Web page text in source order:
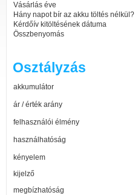
Vásárlás éve
Hány napot bír az akku töltés nélkül?
Kérdőív kitöltésének dátuma
Összbenyomás
Osztályzás
akkumulátor
ár / érték arány
felhasználói élmény
használhatóság
kényelem
kijelző
megbízhatóság